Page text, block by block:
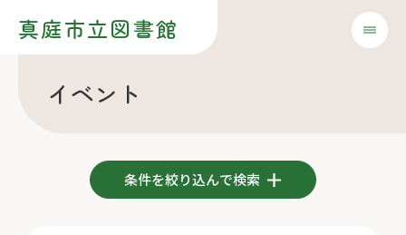
真庭市立図書館
イベント
条件を絞り込んで検索